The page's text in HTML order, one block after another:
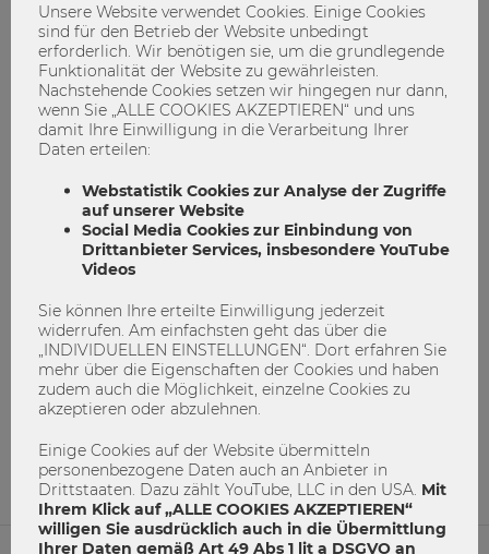
Lasst uns über die wirklich wichtigen
Dinge sprechen
Diskussionsreihe Gender Equality
KI
Klimakrise
WU Matters
1 0
Unsere Website verwendet Cookies. Einige Cookies
sind für den Betrieb der Website unbedingt
erforderlich. Wir benötigen sie, um die grundlegende
Funktionalität der Website zu gewährleisten.
Nachstehende Cookies setzen wir hingegen nur dann,
wenn Sie „ALLE COOKIES AKZEPTIEREN“ und uns
damit Ihre Einwilligung in die Verarbeitung Ihrer
Daten erteilen:
Webstatistik Cookies zur Analyse der Zugriffe
auf unserer Website
Social Media Cookies zur Einbindung von
Drittanbieter Services, insbesondere YouTube
Videos
Sie können Ihre erteilte Einwilligung jederzeit
widerrufen. Am einfachsten geht das über die
„INDIVIDUELLEN EINSTELLUNGEN“. Dort erfahren Sie
mehr über die Eigenschaften der Cookies und haben
zudem auch die Möglichkeit, einzelne Cookies zu
akzeptieren oder abzulehnen.
Einige Cookies auf der Website übermitteln
personenbezogene Daten auch an Anbieter in
Drittstaaten. Dazu zählt YouTube, LLC in den USA. Mit
Ihrem Klick auf „ALLE COOKIES AKZEPTIEREN“
willigen Sie ausdrücklich auch in die Übermittlung
Ihrer Daten gemäß Art 49 Abs 1 lit a DSGVO an